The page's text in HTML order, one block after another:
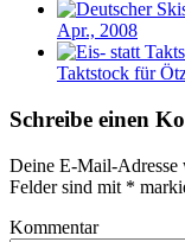
Apr., 2008
Taktstock für
Schreibe einen
Deine E-Mail-
Felder sind mit *
Kommentar